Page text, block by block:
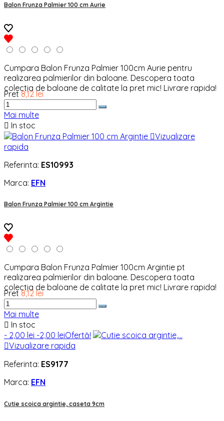
Balon Frunza Palmier 100 cm Aurie
Cumpara Balon Frunza Palmier 100cm Aurie pentru
realizarea palmierilor din baloane. Descopera toata
colectia de baloane de calitate la pret mic! Livrare rapida!
Pret 8,12 lei
Mai multe
 In stoc
Vizualizare
rapida
Referinta: ES10993
Marca: EFN
Balon Frunza Palmier 100 cm Argintie
Cumpara Balon Frunza Palmier 100cm Argintie pt
realizarea palmierilor din baloane. Descopera toata
colectia de baloane de calitate la pret mic! Livrare rapida!
Pret 8,12 lei
Mai multe
 In stoc
- 2,00 lei -2,00 leiOfertă!
Vizualizare rapida
Referinta: ES9177
Marca: EFN
Cutie scoica argintie, caseta 9cm